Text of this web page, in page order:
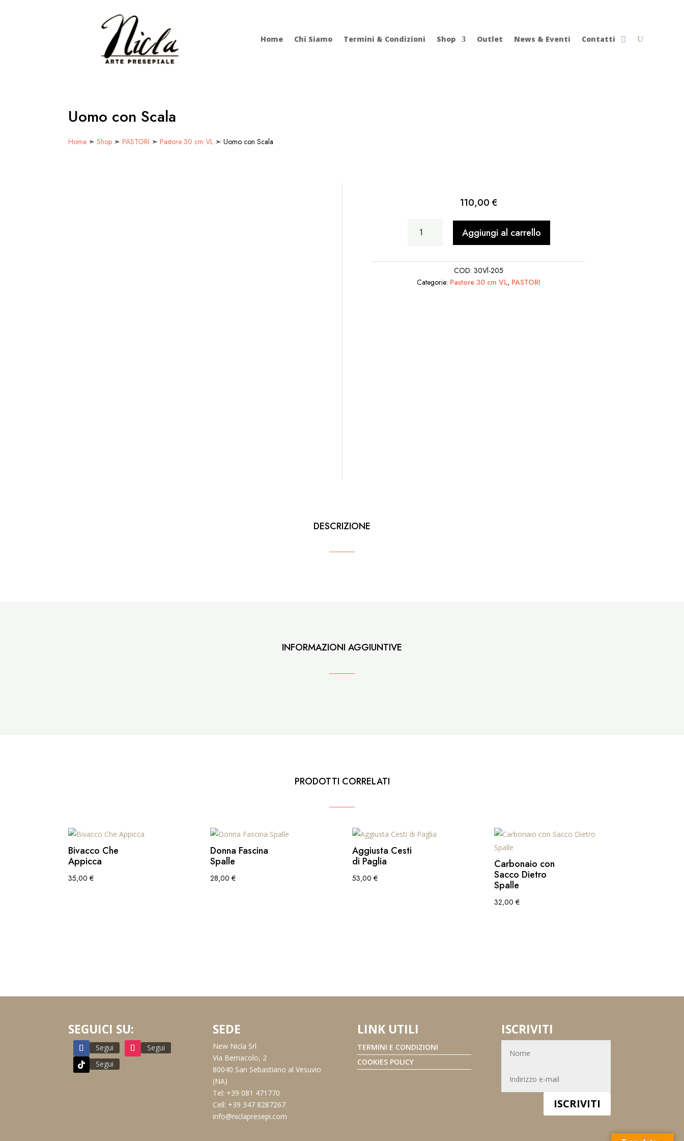
Home Chi Siamo Termini & Condizioni Shop Outlet News & Eventi Contatti
Uomo con Scala
Home ➣Shop ➣PASTORI ➣Pastore 30 cm VL ➣ Uomo con Scala
110,00€
quantità
Aggiungi al carrello
COD:30Vl-205
Categorie: Pastore 30 cm VL, PASTORI
DESCRIZIONE
INFORMAZIONI AGGIUNTIVE
PRODOTTI CORRELATI
Bivacco Che
Appicca
35,00€
Donna Fascina
Spalle
28,00€
Aggiusta Cesti
di Paglia
53,00€
Carbonaio con
Sacco Dietro
Spalle
32,00€
SEGUICI SU:
Segui
Segui
Segui
SEDE
New Nicla Srl
Via Bernacolo, 2
80040 San Sebastiano al Vesuvio
(NA)
Tel: +39 081 471770
Cell: +39 347 8287267
info@niclapresepi.com
LINK UTILI
TERMINI E CONDIZIONI
COOKIES POLICY
ISCRIVITI
ISCRIVITI